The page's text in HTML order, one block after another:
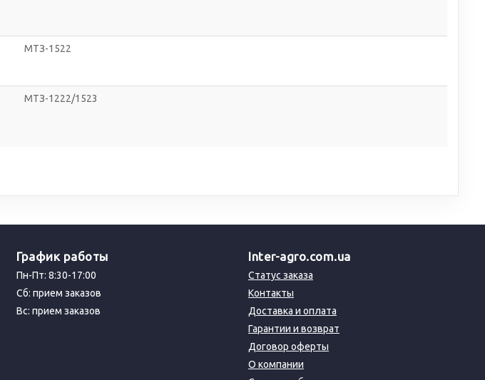
МТЗ-1522
МТЗ-1222/1523
График работы
Пн-Пт: 8:30-17:00
Сб: прием заказов
Вс: прием заказов
Inter-agro.com.ua
Статус заказа
Контакты
Доставка и оплата
Гарантии и возврат
Договор оферты
О компании